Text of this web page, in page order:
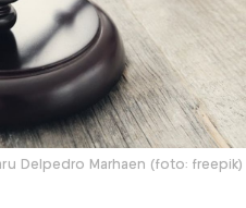
Delpedro Marhaen (foto: freepik)